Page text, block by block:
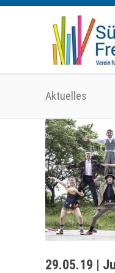
Aktuelles
29.05.19 |